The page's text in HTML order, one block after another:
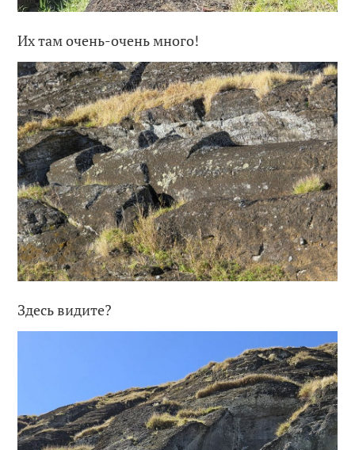
Их там очень-очень много!
Здесь видите?